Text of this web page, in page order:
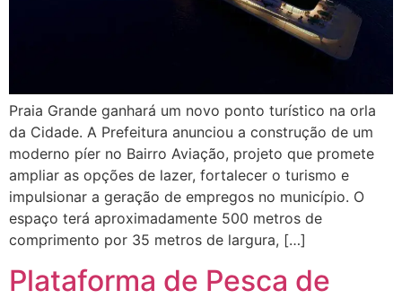
Praia Grande ganhará um novo ponto turístico na orla
da Cidade. A Prefeitura anunciou a construção de um
moderno píer no Bairro Aviação, projeto que promete
ampliar as opções de lazer, fortalecer o turismo e
impulsionar a geração de empregos no município. O
espaço terá aproximadamente 500 metros de
comprimento por 35 metros de largura, […]
Plataforma de Pesca de